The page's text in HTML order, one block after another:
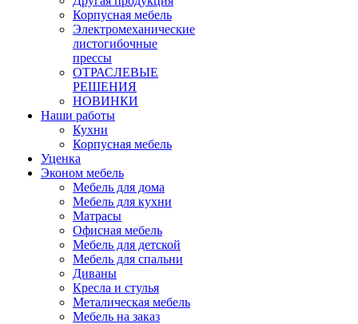
Корпусная мебель
Электромеханические
листогибочные
прессы
ОТРАСЛЕВЫЕ
РЕШЕНИЯ
НОВИНКИ
Наши работы
Кухни
Корпусная мебель
Уценка
Эконом мебель
Мебель для дома
Мебель для кухни
Матрасы
Офисная мебель
Мебель для детской
Мебель для спальни
Диваны
Кресла и стулья
Металическая мебель
Мебель на заказ